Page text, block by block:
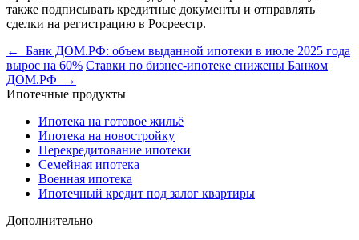
также подписывать кредитные документы и отправлять
сделки на регистрацию в Росреестр.
← Банк ДОМ.РФ: объем выданной ипотеки в июле 2025 года
вырос на 60% Ставки по бизнес-ипотеке снижены Банком
ДОМ.РФ →
Ипотечные продукты
Ипотека на готовое жильё
Ипотека на новостройку
Перекредитование ипотеки
Семейная ипотека
Военная ипотека
Ипотечный кредит под залог квартиры
Дополнительно